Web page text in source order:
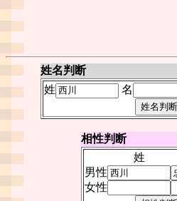
姓名判断
姓
名
相性判断
姓
男性
女性